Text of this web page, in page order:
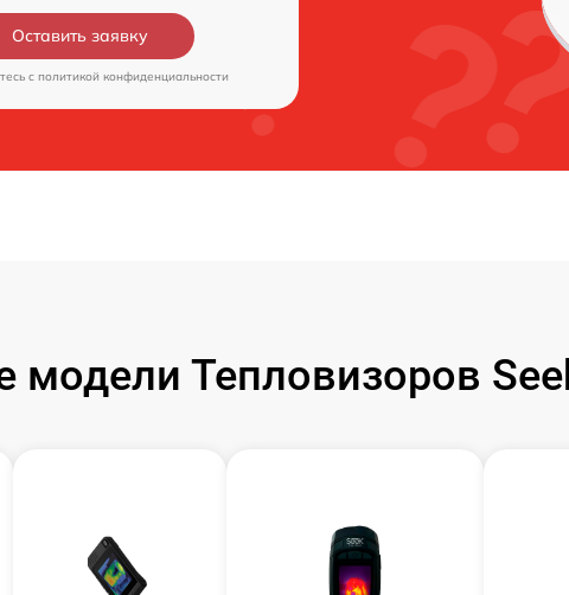
Оставить заявку
c политикой конфиденциальности
модели Тепловизоров